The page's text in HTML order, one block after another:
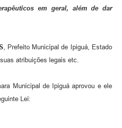
em geral, além de dar
, Prefeito Municipal de Ipiguá, Estado
atribuições legais etc.
Municipal de Ipiguá aprovou e ele
Lei: